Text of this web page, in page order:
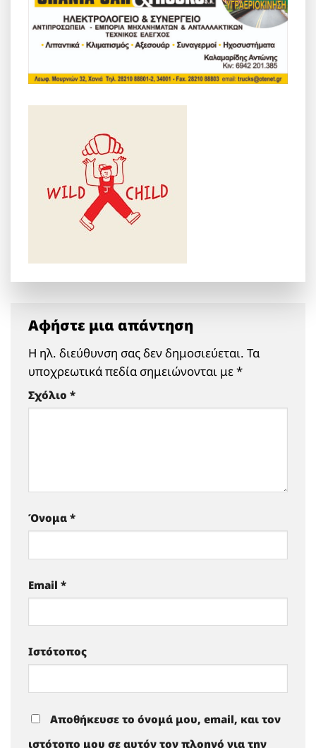
Αφήστε μια απάντηση
Η ηλ. διεύθυνση σας δεν δημοσιεύεται. Τα
υποχρεωτικά πεδία σημειώνονται με*
Σχόλιο *
Όνομα *
Email *
Ιστότοπος
Αποθήκευσε το όνομά μου, email, και τον
ιστότοπο μου σε αυτόν τον πλοηγό για την